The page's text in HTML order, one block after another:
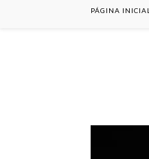
PÁGINA INICIAL